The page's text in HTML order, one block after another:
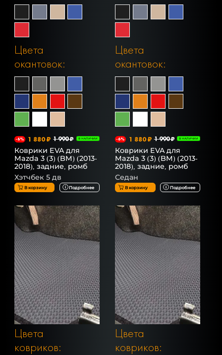
Цвета
окантовок:
-6% 1 880 ₽ 1 990 ₽ В НАЛИЧИИ
Коврики EVA для
Mazda 3 (3) (BM) (2013-
2018), задние, ромб
Хэтчбек 5 дв
В корзину Подробнее
Цвета
окантовок:
-6% 1 880 ₽ 1 990 ₽ В НАЛИЧИИ
Коврики EVA для
Mazda 3 (3) (BM) (2013-
2018), задние, ромб
Седан
В корзину Подробнее
Цвета
ковриков:
Цвета
ковриков: